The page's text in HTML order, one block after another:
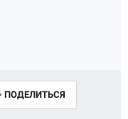
ПОДЕЛИТЬСЯ